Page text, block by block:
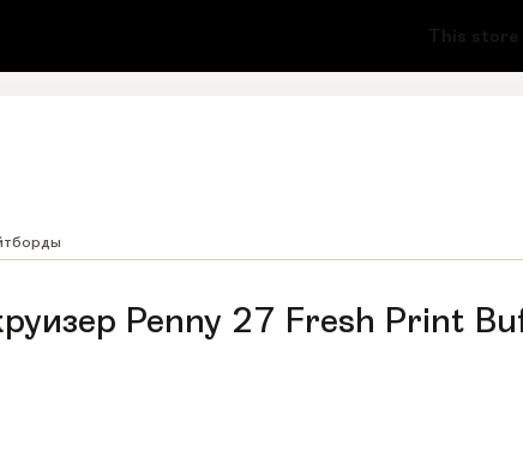
This store
Penny 27 Fresh Print